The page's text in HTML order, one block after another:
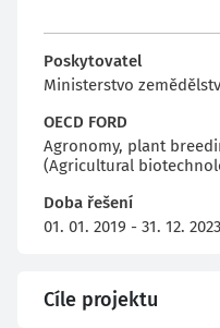
Poskytovatel
Ministerstvo
OECD FORD
Agronomy, plant
(Agricultural
Doba řešení
01. 01. 2019 - 31. 12. 2023
Cíle projektu